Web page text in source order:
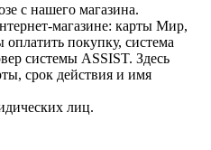
с нашего магазина.
магазине: карты Мир,
покупку, система
системы ASSIST. Здесь
срок действия и имя
лиц.